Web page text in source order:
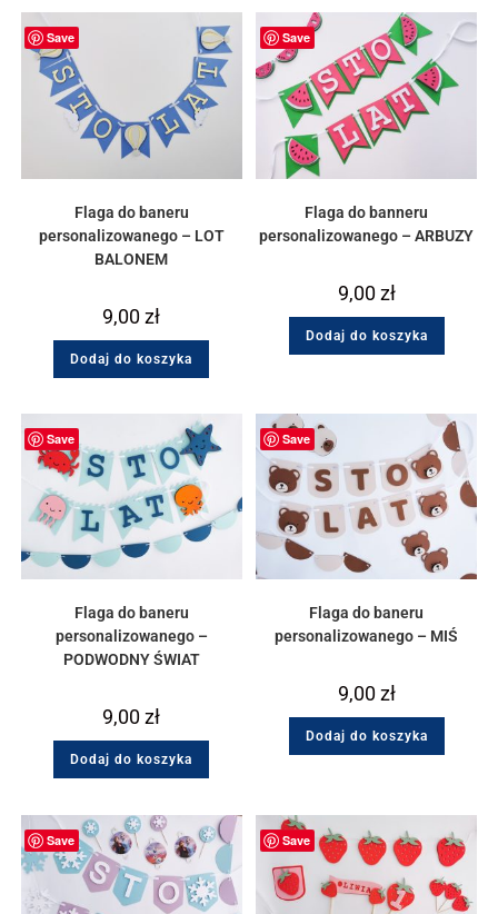
Save
Flaga do baneru
personalizowanego – LOT
BALONEM
9,00zł
Dodaj do koszyka
Save
Flaga do banneru
personalizowanego – ARBUZY
9,00zł
Dodaj do koszyka
Save
Flaga do baneru
personalizowanego –
PODWODNY ŚWIAT
9,00zł
Dodaj do koszyka
Save
Flaga do baneru
personalizowanego – MIŚ
9,00zł
Dodaj do koszyka
Save Save